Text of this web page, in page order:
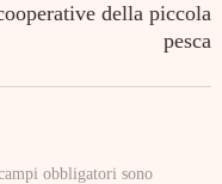
della piccola
pesca
obbligatori sono